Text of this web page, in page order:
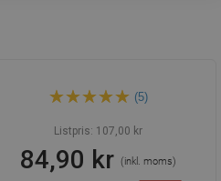
Mexen R-33 duschhandtag 1-
funktion, svart - 79533-70
(5)
Listpris: 107,00 kr
84,90 kr(inkl. moms)